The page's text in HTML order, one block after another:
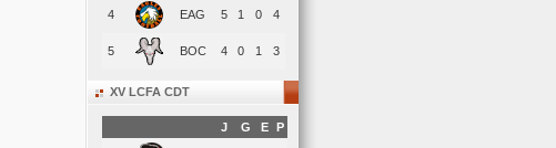
4 EAG 5 1 0 4
5 BOC 4 0 1 3
XV LCFA CDT
J G E P